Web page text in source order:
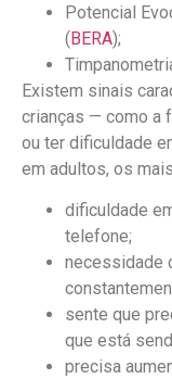
Potencial
(BERA);
Existem sinais
crianças — como a
ou ter dificuldade
em adultos, os
dificuldade
telefone;
necessidade
sente que
que está
precisa